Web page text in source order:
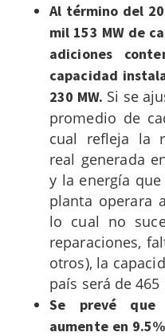
Al término del
mil 153 MW de
adiciones
capacidad
230 MW. Si se
promedio de
cual refleja la
real generada
y la energía
planta operara
lo cual no
reparaciones,
otros), la
país será de
Se prevé que
aumente en